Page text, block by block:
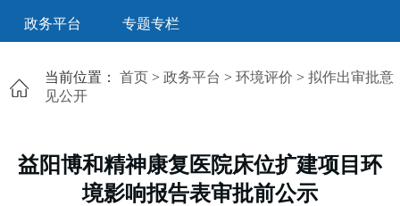
政务平台 专题专栏
当前位置： 首页 > 政务平台 > 环境评价 > 拟作出审批意
见公开
益阳博和精神康复医院床位扩建项目环
境影响报告表审批前公示